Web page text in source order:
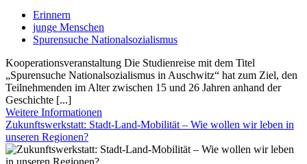
Erinnern
junge Menschen
Spurensuche Nationalsozialismus
Kooperationsveranstaltung Die Studienreise mit dem Titel
„Spurensuche Nationalsozialismus in Auschwitz“ hat zum Ziel, den
Teilnehmenden im Alter zwischen 15 und 26 Jahren anhand der
Geschichte [...]
Weitere Informationen
Zukunftswerkstatt: Stadt-Land-Mobilität – Wie wollen wir leben in
unseren Regionen?